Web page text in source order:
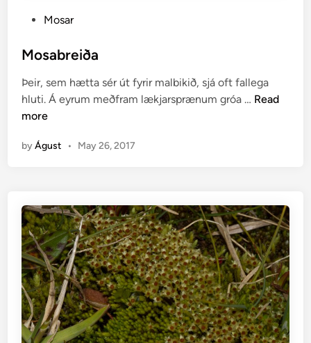
s
e
d
i
Mosar
Mosabreiða
Þeir, sem hætta sér út fyrir malbikið, sjá oft fallega
hluti. Á eyrum meðfram lækjarsprænum gróa … M
i
ð
a
Read
more
byÁgust • May 26, 2017